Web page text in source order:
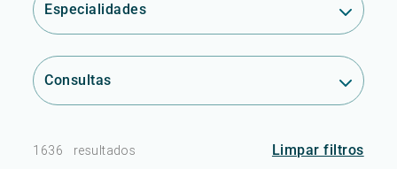
Especialidades
Consultas
1636 resultados Limpar filtros